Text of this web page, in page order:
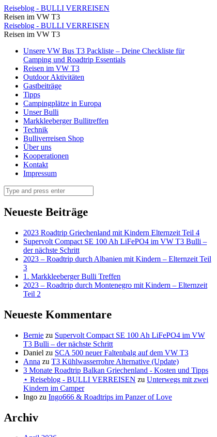
Zum
Abendessen
gibt
eine
leckere
Brotzeit
Reiseblog
BULLI
VERREISEN
Reiseblog - BULLI VERREISEN
Reisen im VW T3
Zum
Abendessen
gibt
eine
leckere
Brotzeit
Reiseblog
BULLI
VERREISEN
Reiseblog - BULLI VERREISEN
Reisen im VW T3
Skip
content
Unsere VW Bus T3 Packliste – Deine Checkliste für
Camping und Roadtrip Essentials
Reisen im VW T3
Outdoor Aktivitäten
Gastbeiträge
Tipps
Campingplätze in Europa
Unser Bulli
Markkleeberger Bullitreffen
Technik
Bulliverreisen Shop
Über uns
Kooperationen
Kontakt
Impressum
Search
Neueste Beiträge
2023 Roadtrip Griechenland mit Kindern Elternzeit Teil 4
Supervolt Compact SE 100 Ah LiFePO4 im VW T3 Bulli –
der nächste Schritt
2023 – Roadtrip durch Albanien mit Kindern – Elternzeit Teil
3
1. Markkleeberger Bulli Treffen
2023 – Roadtrip durch Montenegro mit Kindern – Elternzeit
Teil 2
Neueste Kommentare
Bernie zu Supervolt Compact SE 100 Ah LiFePO4 im VW
T3 Bulli – der nächste Schritt
Daniel zu SCA 500 neuer Faltenbalg auf dem VW T3
Anna zu T3 Kühlwasserrohre Alternative (Update)
3 Monate Roadtrip Balkan Griechenland - Kosten und Tipps
⋆ Reiseblog - BULLI VERREISEN zu Unterwegs mit zwei
Kindern im Camper
Ingo zu Ingo666 & Roadtrips im Panzer of Love
Archiv